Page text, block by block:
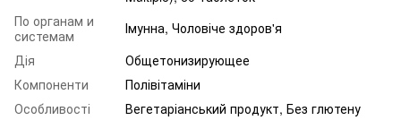
По органам и
системам
Імунна, Чоловіче здоров'я
Дія
Общетонизирующее
Компоненти
Полівітаміни
Особливості
Вегетаріанський продукт, Без глютену